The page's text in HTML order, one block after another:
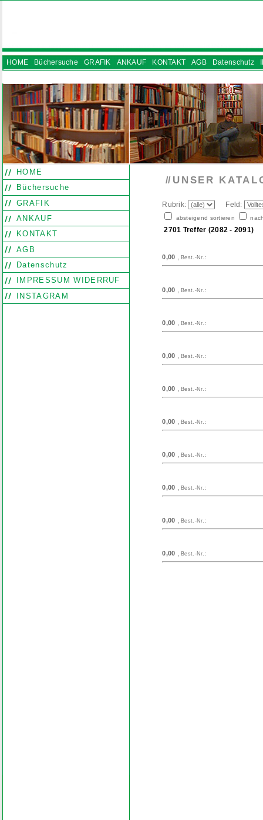
HOME Büchersuche GRAFIK ANKAUF KONTAKT AGB Datenschutz
HOME
Büchersuche
GRAFIK
ANKAUF
KONTAKT
AGB
Datenschutz
IMPRESSUM WIDERRUF
INSTAGRAM
// UNSER
Rubrik: Feld:
absteigend sortieren
2701 Treffer (2082 - 2091)
0,00 ,Best.-Nr.:
0,00 ,Best.-Nr.:
0,00 ,Best.-Nr.:
0,00 ,Best.-Nr.:
0,00 ,Best.-Nr.:
0,00 ,Best.-Nr.:
0,00 ,Best.-Nr.:
0,00 ,Best.-Nr.:
0,00 ,Best.-Nr.:
0,00 ,Best.-Nr.: